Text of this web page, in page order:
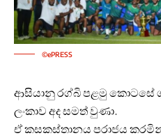
©ePRESS
ආසියානු රග්බි පළමු කොටසේ
ලංකාව අද සමත් වුණා.
ඒ කසකස්තානය පරාජය